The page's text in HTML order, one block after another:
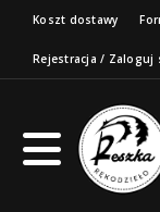
Koszt dostawy
Rejestracja / Zaloguj